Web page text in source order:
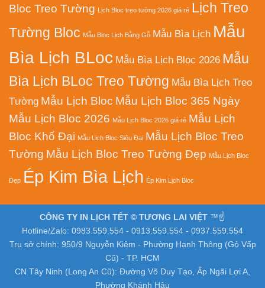
Bloc Treo Tường
Lịch Bloc treo tường 2026 giá rẻ
Lịch Treo
Tường Bloc Mẫu Bloc Lịch Bằng Gỗ Mẫu Bìa Lịch Mẫu
Bìa Lịch BLoc Mẫu Bìa Lịch Bloc 2026 Mẫu
Bìa Lịch BLoc Treo Tường Mẫu Bìa Lịch Treo
Tường Mẫu Lịch Bloc Mẫu Lịch Bloc 365 Ngày
Mẫu Lịch Bloc 2026 Mẫu Lịch Bloc 2026 giá rẻ Mẫu Lịch
Bloc Khổ Đại Mẫu Lịch Bloc Siêu Đại Mẫu Lịch Bloc Treo
Tường Mẫu Lịch Bloc Treo Tường Đẹp Mẫu Lịch Bloc
Đẹp Ép Kim Bìa Lịch Ép Kim Lịch Bloc
CÔNG TY IN LỊCH TẾT © TƯƠNG LAI VIỆT ™☝️
Hotline/Zalo: 0983.559.554 - 0913.559.554 - 0937.559.554
Trụ sở chính: 950/9 Nguyễn Kiệm - Phường Hạnh Thông (Gò Vấp
Cũ) - TP. HCM
CN Tây Ninh (Long An Cũ): Đường Võ Duy Tạo, Ấp Ngãi Lợi A,
Phường Khánh Hậu